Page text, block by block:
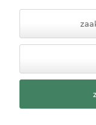
Styl graficzny